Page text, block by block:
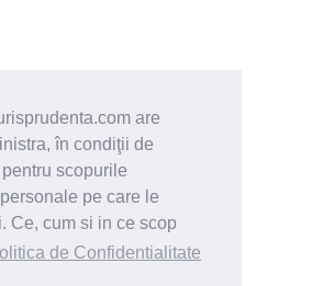
are
în condiţii de
scopurile
pe care le
Ce, cum si in ce scop
de Confidentialitate